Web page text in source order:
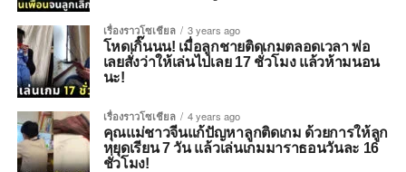
เรื่องราวโซเชียล 3 years ago
โหดเกิ๊นนน! เมื่อลูกชายติดเกมตลอดเวลา พ่อ
เลยสั่งว่าให้เล่นไปเลย 17 ชั่วโมง แล้วห้ามนอน
นะ!
เรื่องราวโซเชียล 4 years ago
คุณแม่ชาวจีนแก้ปัญหาลูกติดเกม ด้วยการให้ลูก
หยุดเรียน 7 วัน แล้วเล่นเกมมาราธอนวันละ 16
ชั่วโมง!